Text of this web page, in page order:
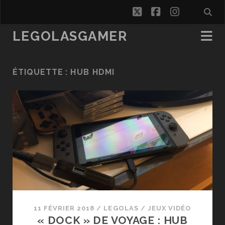
twitterfacebook
LEGOLASGAMER
ÉTIQUETTE : HUB HDMI
11 FÉVRIER 2018 / LEGOLAS / JEUX VIDÉO
« DOCK » DE VOYAGE : HUB